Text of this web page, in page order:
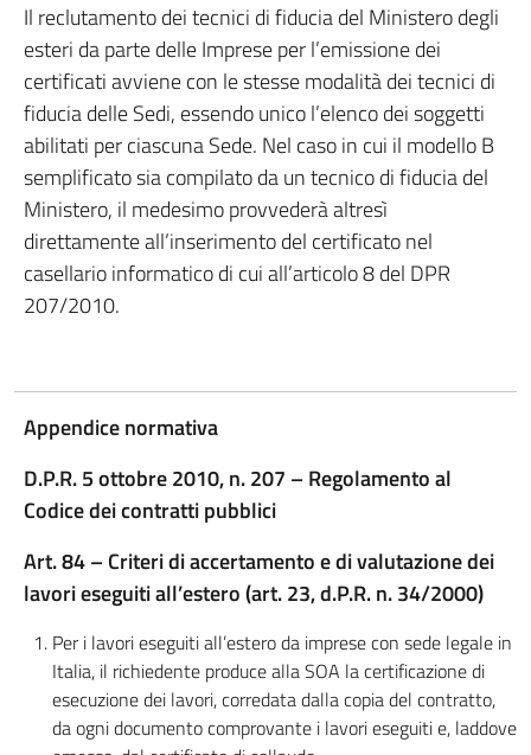
Il reclutamento dei tecnici di fiducia del Ministero degli
esteri da parte delle Imprese per l’emissione dei
certificati avviene con le stesse modalità dei tecnici di
fiducia delle Sedi, essendo unico l’elenco dei soggetti
abilitati per ciascuna Sede. Nel caso in cui il modello B
semplificato sia compilato da un tecnico di fiducia del
Ministero, il medesimo provvederà altresì
direttamente all’inserimento del certificato nel
casellario informatico di cui all’articolo 8 del DPR
207/2010.
Appendice normativa
D.P.R. 5 ottobre 2010, n. 207 – Regolamento al
Codice dei contratti pubblici
Art. 84 – Criteri di accertamento e di valutazione dei
lavori eseguiti all’estero (art. 23, d.P.R. n. 34/2000)
Per i lavori eseguiti all’estero da imprese con sede legale in
Italia, il richiedente produce alla SOA la certificazione di
esecuzione dei lavori, corredata dalla copia del contratto,
da ogni documento comprovante i lavori eseguiti e, laddove